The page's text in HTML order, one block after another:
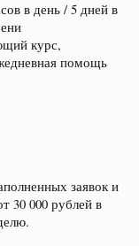
в день / 5 дней в
курс,
помощь
заявок и
30 000 рублей в